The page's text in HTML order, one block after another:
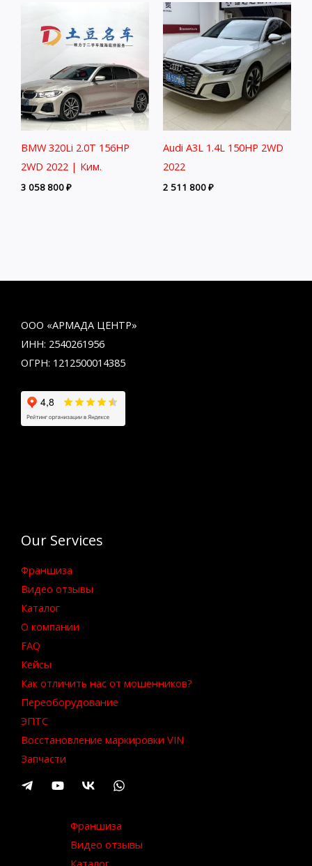
BMW 320Li 2.0T 156HP
2WD 2022 | Ким.
3 058 800₽
Audi A3L 1.4L 150HP 2WD
2022
2 511 800₽
ООО «АРМАДА ЦЕНТР»
ИНН: 2540261956
ОГРН: 1212500014385
Our Services
Франшиза
Видео отзывы
Каталог
О компании
FAQ
Кейсы
Как отличить нас от мошенников?
Переоборудование
ЭПТС
Восстановление маркировки VIN
Запчасти
Франшиза
Видео отзывы